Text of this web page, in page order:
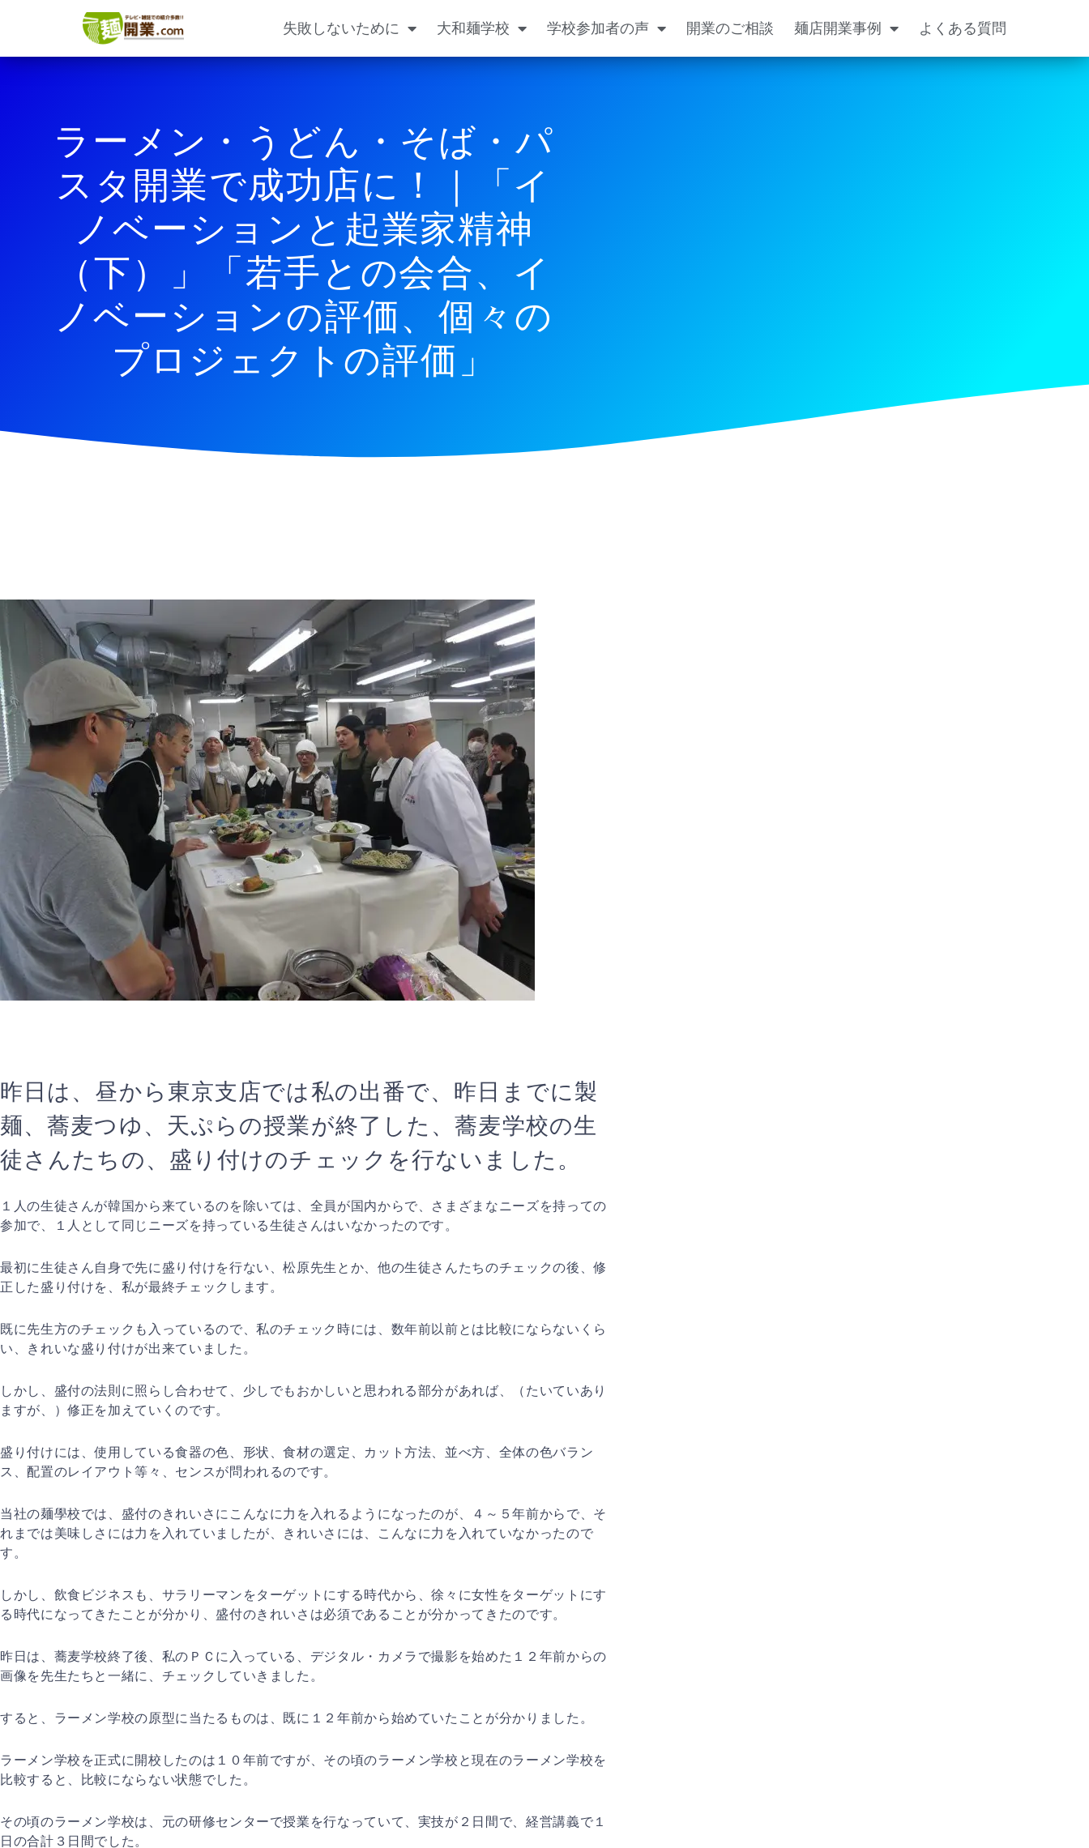
失敗しないために 大和麺学校 学校参加者の声 開業のご相談 麺店開業事例 よくある質問
ラーメン・うどん・そば・パ
スタ開業で成功店に！｜「イ
ノベーションと起業家精神
（下）」「若手との会合、イ
ノベーションの評価、個々の
プロジェクトの評価」
昨日は、昼から東京支店では私の出番で、昨日までに製
麺、蕎麦つゆ、天ぷらの授業が終了した、蕎麦学校の生
徒さんたちの、盛り付けのチェックを行ないました。
１人の生徒さんが韓国から来ているのを除いては、全員が国内からで、さまざまなニーズを持っての
参加で、１人として同じニーズを持っている生徒さんはいなかったのです。
最初に生徒さん自身で先に盛り付けを行ない、松原先生とか、他の生徒さんたちのチェックの後、修
正した盛り付けを、私が最終チェックします。
既に先生方のチェックも入っているので、私のチェック時には、数年前以前とは比較にならないくら
い、きれいな盛り付けが出来ていました。
しかし、盛付の法則に照らし合わせて、少しでもおかしいと思われる部分があれば、（たいていあり
ますが、）修正を加えていくのです。
盛り付けには、使用している食器の色、形状、食材の選定、カット方法、並べ方、全体の色バラン
ス、配置のレイアウト等々、センスが問われるのです。
当社の麺學校では、盛付のきれいさにこんなに力を入れるようになったのが、４～５年前からで、そ
れまでは美味しさには力を入れていましたが、きれいさには、こんなに力を入れていなかったので
す。
しかし、飲食ビジネスも、サラリーマンをターゲットにする時代から、徐々に女性をターゲットにす
る時代になってきたことが分かり、盛付のきれいさは必須であることが分かってきたのです。
昨日は、蕎麦学校終了後、私のＰＣに入っている、デジタル・カメラで撮影を始めた１２年前からの
画像を先生たちと一緒に、チェックしていきました。
すると、ラーメン学校の原型に当たるものは、既に１２年前から始めていたことが分かりました。
ラーメン学校を正式に開校したのは１０年前ですが、その頃のラーメン学校と現在のラーメン学校を
比較すると、比較にならない状態でした。
その頃のラーメン学校は、元の研修センターで授業を行なっていて、実技が２日間で、経営講義で１
日の合計３日間でした。